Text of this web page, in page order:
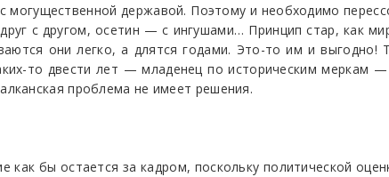
могущественной державой. Поэтому и необходимо
с другом, осетин — с ингушами… Принцип стар, как
они легко, а длятся годами. Это-то им и выгодно!
то двести лет — младенец по историческим меркам
проблема не имеет решения.
как бы остается за кадром, поскольку политической